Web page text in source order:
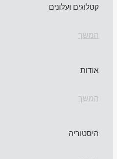
קטלוגים ועלונים
המשך
אודות
המשך
היסטוריה